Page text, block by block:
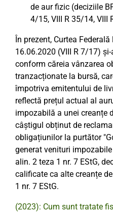
de aur fizic (deciziile
4/15, VIII R 35/14, VIII
În prezent, Curtea
16.06.2020 (VIII R 7/17)
conform căreia vânzarea
tranzacționate la bursă,
împotriva emitentului de
reflectă prețul actual al
impozabilă a unei creanțe
câștigul obținut de
obligațiunilor la purtător
generat venituri
alin. 2 teza 1 nr. 7 EStG,
calificate ca alte creanțe
1 nr. 7 EStG.
(2023): Cum sunt tratate